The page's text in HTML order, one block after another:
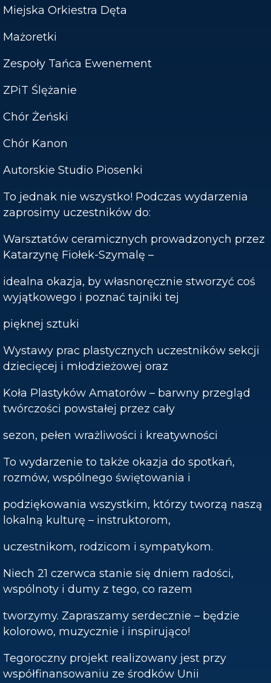
Miejska Orkiestra Dęta
Mażoretki
Zespoły Tańca Ewenement
ZPiT Ślężanie
Chór Żeński
Chór Kanon
Autorskie Studio Piosenki
To jednak nie wszystko! Podczas wydarzenia
zaprosimy uczestników do:
Warsztatów ceramicznych prowadzonych przez
Katarzynę Fiołek-Szymalę –
idealna okazja, by własnoręcznie stworzyć coś
wyjątkowego i poznać tajniki tej
pięknej sztuki
Wystawy prac plastycznych uczestników sekcji
dziecięcej i młodzieżowej oraz
Koła Plastyków Amatorów – barwny przegląd
twórczości powstałej przez cały
sezon, pełen wrażliwości i kreatywności
To wydarzenie to także okazja do spotkań,
rozmów, wspólnego świętowania i
podziękowania wszystkim, którzy tworzą naszą
lokalną kulturę – instruktorom,
uczestnikom, rodzicom i sympatykom.
Niech 21 czerwca stanie się dniem radości,
wspólnoty i dumy z tego, co razem
tworzymy. Zapraszamy serdecznie – będzie
kolorowo, muzycznie i inspirująco!
Tegoroczny projekt realizowany jest przy
współfinansowaniu ze środków Unii